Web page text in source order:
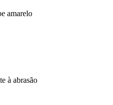
amarelo
à abrasão